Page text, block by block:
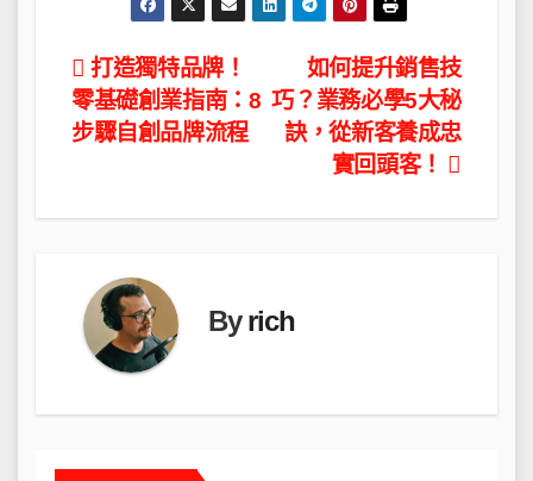
文
章
覽
如何提升銷售技
巧？業務必學5大秘
訣，從新客養成忠
實回頭客！
打造獨特品牌！
零基礎創業指南：8
步驟自創品牌流程
Byrich